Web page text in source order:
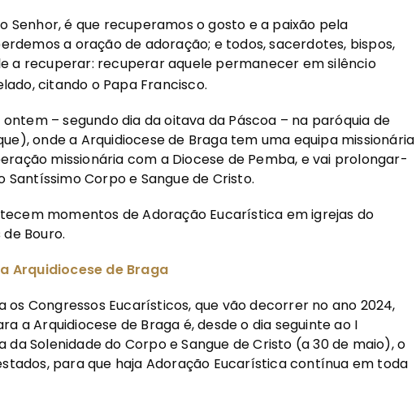
Senhor, é que recuperamos o gosto e a paixão pela
a oração de adoração; e todos, sacerdotes, bispos,
a recuperar: recuperar aquele permanecer em silêncio
citando o Papa Francisco.
– segundo dia da oitava da Páscoa – na paróquia de
onde a Arquidiocese de Braga tem uma equipa missionária
missionária com a Diocese de Pemba, e vai prolongar-
Corpo e Sangue de Cristo.
momentos de Adoração Eucarística em igrejas do
Bouro.
Arquidiocese de Braga
Congressos Eucarísticos, que vão decorrer no ano 2024,
a Arquidiocese de Braga é, desde o dia seguinte ao I
Solenidade do Corpo e Sangue de Cristo (a 30 de maio), o
para que haja Adoração Eucarística contínua em toda